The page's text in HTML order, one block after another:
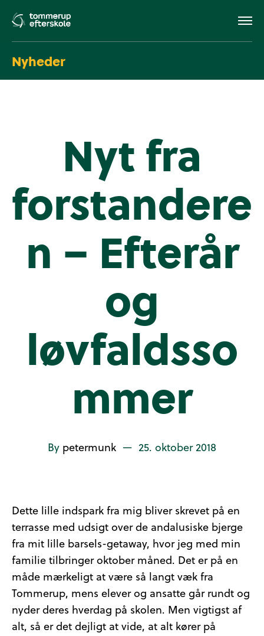
Nyheder
Nyt fra
forstandere
n – Efterår
og
løvfaldsso
mmer
By petermunk — 25. oktober 2018
Dette lille indspark fra mig bliver skrevet på en
terrasse med udsigt over de andalusiske bjerge
fra mit lille barsels-getaway, hvor jeg med min
familie tilbringer oktober måned. Det er på en
måde mærkeligt at være så langt væk fra
Tommerup, mens elever og ansatte går rundt og
nyder deres hverdag på skolen. Men vigtigst af
alt, så er det dejligt at vide, at alt kører på